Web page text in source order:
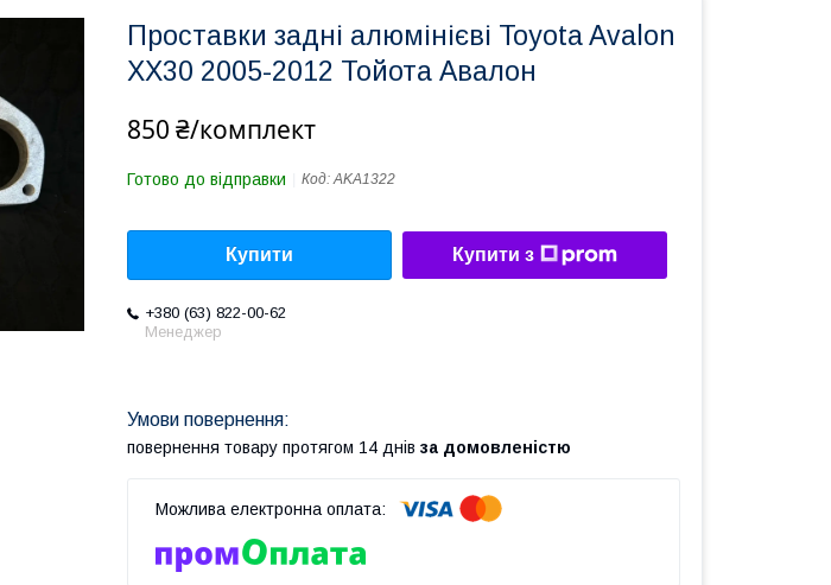
Проставки задні алюмінієві Toyota Avalon
XX30 2005-2012 Тойота Авалон
850 ₴/комплект
Готово до відправки Код:AKA1322
Купити Купити з
+380 (63) 822-00-62
Менеджер
повернення товару протягом 14 днів за домовленістю